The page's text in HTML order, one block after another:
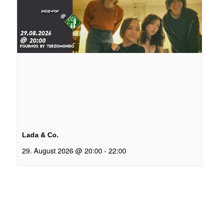
Lada & Co.
29. August 2026 @ 20:00 - 22:00